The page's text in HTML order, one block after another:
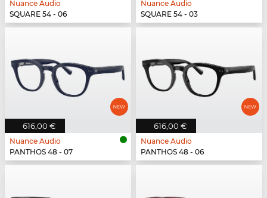
Nuance Audio
SQUARE 54 - 06
Nuance Audio
SQUARE 54 - 03
616,00 €
Nuance Audio
PANTHOS 48 - 07
616,00 €
Nuance Audio
PANTHOS 48 - 06